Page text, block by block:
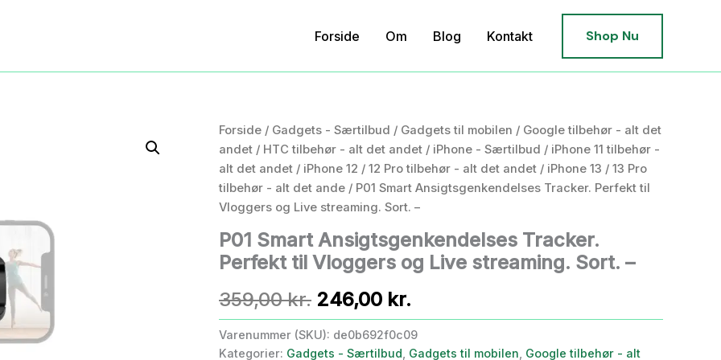
Forside Om Blog Kontakt Shop Nu
Forside / Gadgets - Særtilbud / Gadgets til mobilen / Google tilbehør - alt det
andet / HTC tilbehør - alt det andet / iPhone - Særtilbud / iPhone 11 tilbehør -
alt det andet / iPhone 12 / 12 Pro tilbehør - alt det andet / iPhone 13 / 13 Pro
tilbehør - alt det ande / P01 Smart Ansigtsgenkendelses Tracker. Perfekt til
Vloggers og Live streaming. Sort. –
P01 Smart Ansigtsgenkendelses Tracker.
Perfekt til Vloggers og Live streaming. Sort. –
359,00kr. Den
oprindelige
246,00 kr.
aktuelle
Varenummer (SKU): de0b692f0c09
Kategorier: Gadgets - Særtilbud Gadgets til mobilen Google tilbehør - alt